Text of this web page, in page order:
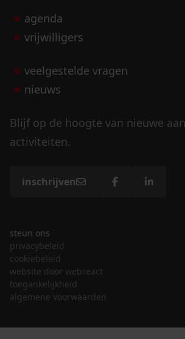
agenda
vrijwilligers
veelgestelde vragen
nieuws
Blijf op de hoogte van nieuwe
activiteiten.
inschrijven
steun ons
privacybeleid
cookiebeleid
website door webreact
toegankelijkheid
algemene voorwaarden